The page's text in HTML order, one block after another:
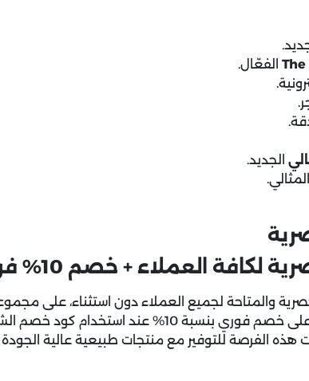
الفعّال.
الجديد.
العملاء + خصم 10% فوري
والمتاحة لجميع العملاء دون استثناء، على
بنسبة 10% عند استخدام
كود خصم
هذه الفرصة للتوفير مع منتجات طبيعية عالية